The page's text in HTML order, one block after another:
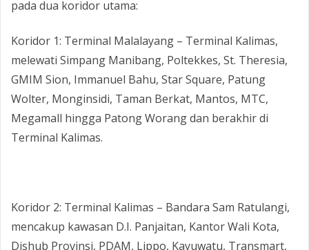
pada dua koridor utama:
‎Koridor 1: Terminal Malalayang – Terminal Kalimas,
melewati Simpang Manibang, Poltekkes, St. Theresia,
GMIM Sion, Immanuel Bahu, Star Square, Patung
Wolter, Monginsidi, Taman Berkat, Mantos, MTC,
Megamall hingga Patong Worang dan berakhir di
Terminal Kalimas.
‎Koridor 2: Terminal Kalimas – Bandara Sam Ratulangi,
mencakup kawasan D.I. Panjaitan, Kantor Wali Kota,
Dishub Provinsi, PDAM, Lippo, Kayuwatu, Transmart,